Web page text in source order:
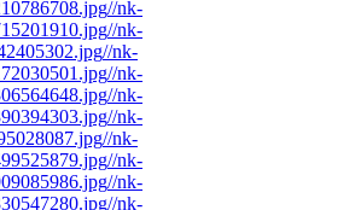
//nk-
//nk-
//nk-
//nk-
//nk-
//nk-
//nk-
//nk-
//nk-
//nk-